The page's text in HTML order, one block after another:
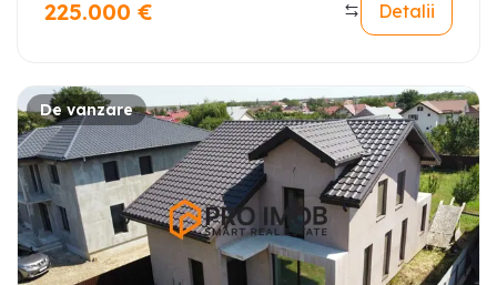
225.000 € Detalii
De vanzare